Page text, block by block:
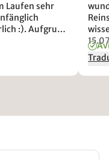
Laufen sehr
:). Aufgrund